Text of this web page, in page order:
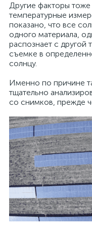
Другие факторы тоже
температурные
показано, что все
одного материала,
распознает с другой
съемке в
солнцу.
Именно по причине
тщательно
со снимков, прежде